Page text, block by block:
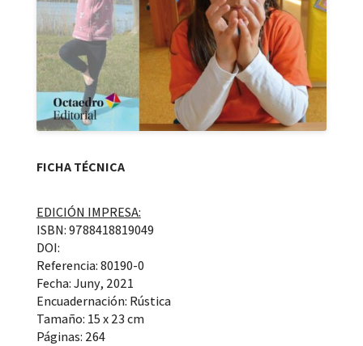
FICHA TÉCNICA
EDICIÓN IMPRESA:
ISBN: 9788418819049
DOI:
Referencia: 80190-0
Fecha: Juny, 2021
Encuadernación: Rústica
Tamaño: 15 x 23 cm
Páginas: 264